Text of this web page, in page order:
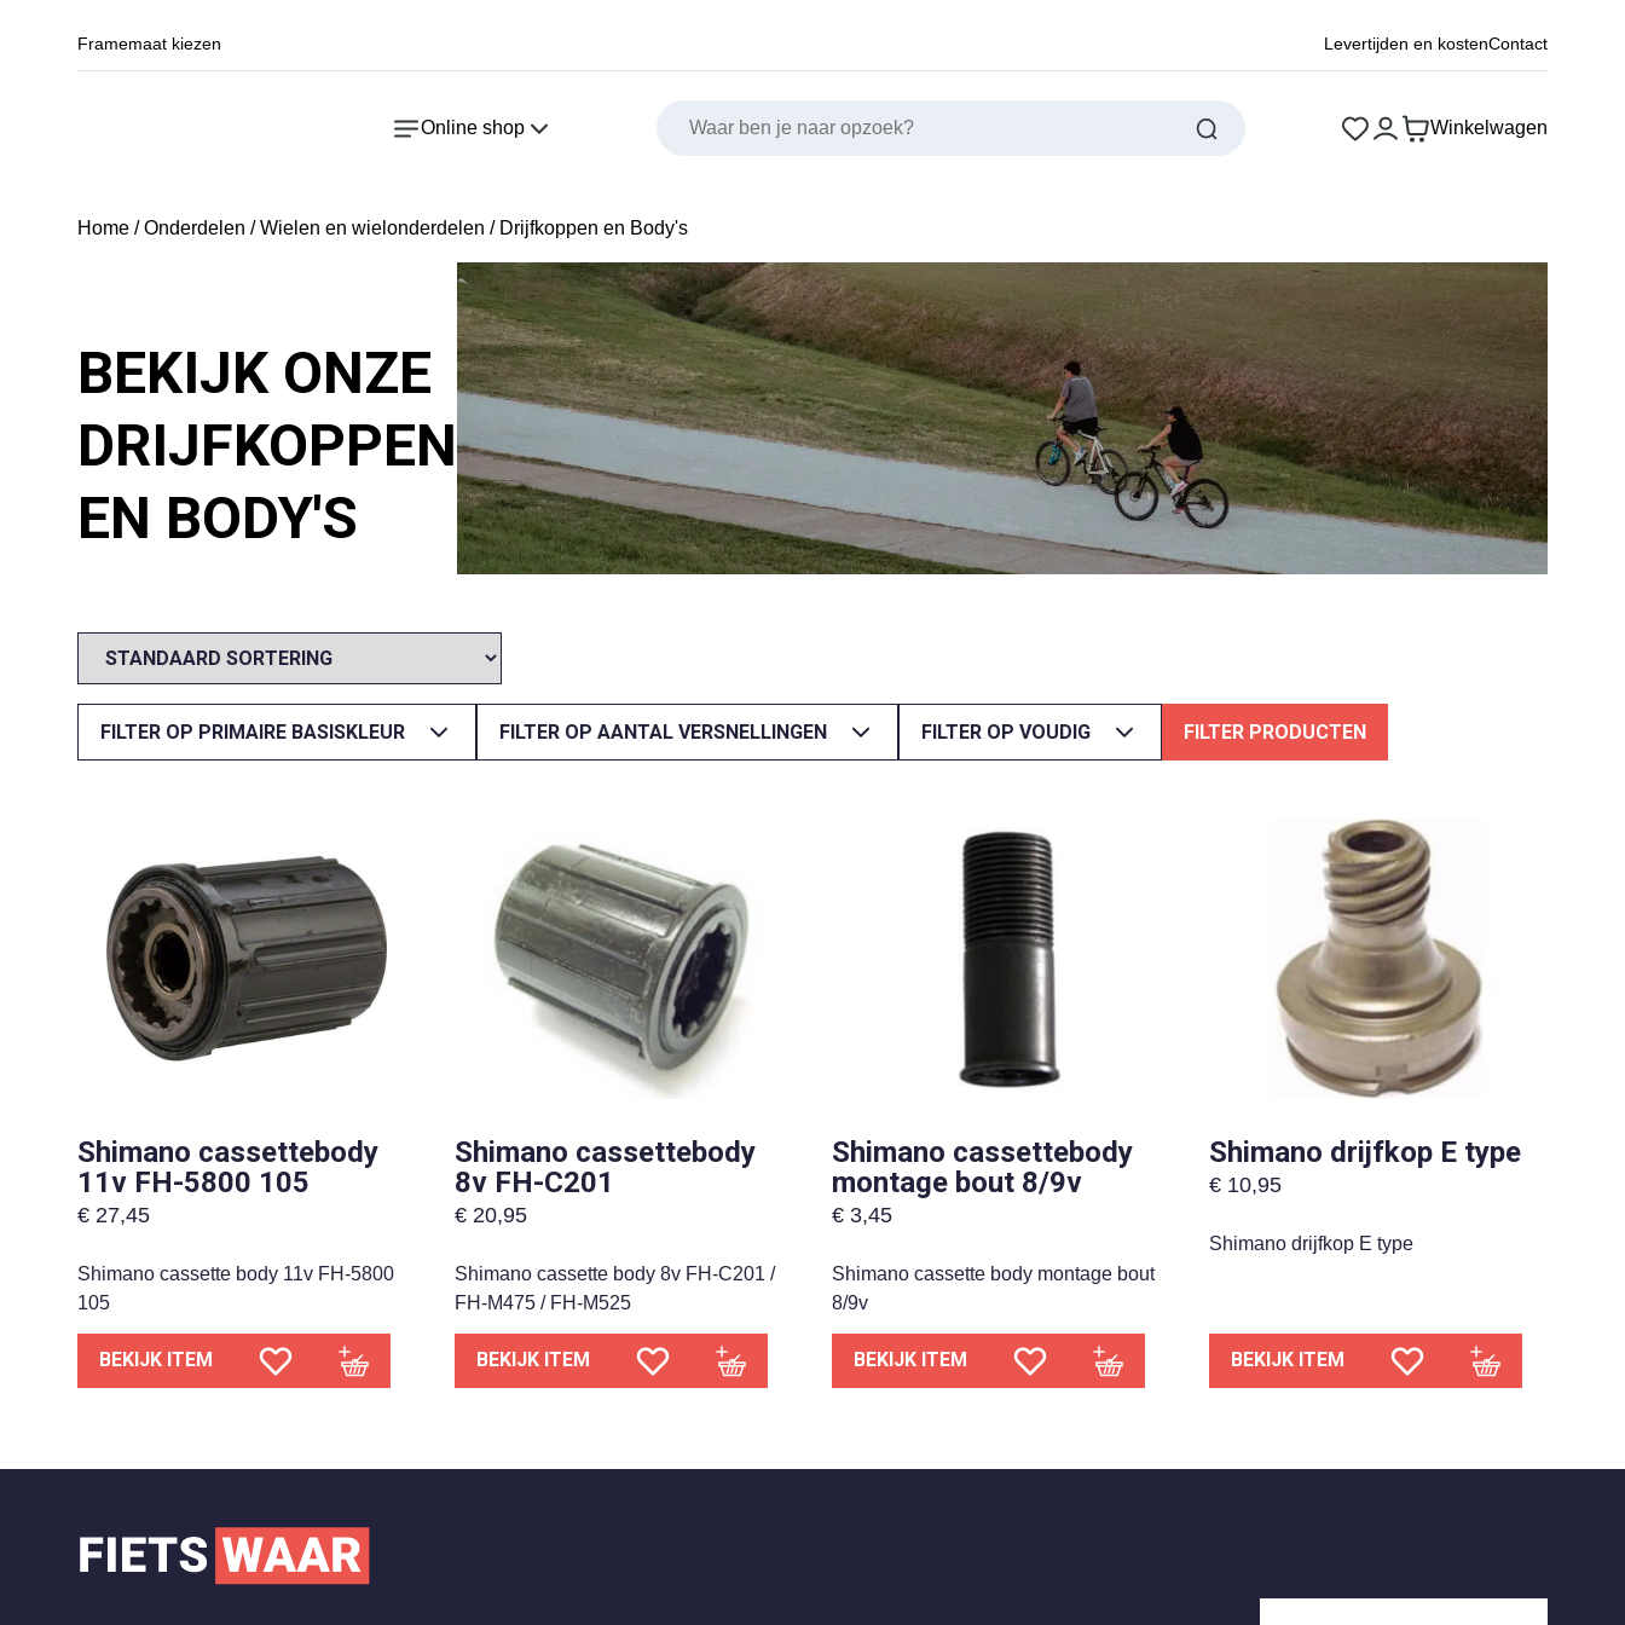
Framemaat kiezen Levertijden en kostenContact
Online shop Winkelwagen
Home /Onderdelen /Wielen en wielonderdelen / Drijfkoppen en Body's
BEKIJK ONZE
DRIJFKOPPEN
EN BODY'S
FILTER OP PRIMAIRE BASISKLEUR FILTER OP AANTAL VERSNELLINGEN FILTER OP VOUDIG FILTER PRODUCTEN
Shimano cassettebody
11v FH-5800 105
€ 27,45
Shimano cassette body 11v FH-5800
105
BEKIJK ITEM
Shimano cassettebody
8v FH-C201
€ 20,95
Shimano cassette body 8v FH-C201 /
FH-M475 / FH-M525
BEKIJK ITEM
Shimano cassettebody
montage bout 8/9v
€ 3,45
Shimano cassette body montage bout
8/9v
BEKIJK ITEM
Shimano drijfkop E type
€ 10,95
Shimano drijfkop E type
BEKIJK ITEM